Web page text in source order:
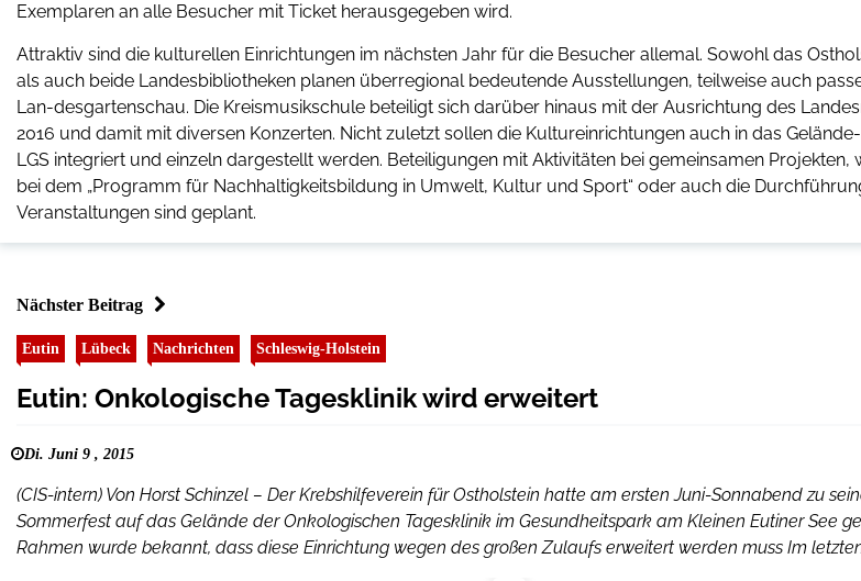
Exemplaren an alle Besucher mit Ticket herausgegeben wird.
Attraktiv sind die kulturellen Einrichtungen im nächsten Jahr für die Besucher allemal. Sowohl das
als auch beide Landesbibliotheken planen überregional bedeutende Ausstellungen, teilweise auch
Lan-desgartenschau. Die Kreismusikschule beteiligt sich darüber hinaus mit der Ausrichtung des
2016 und damit mit diversen Konzerten. Nicht zuletzt sollen die Kultureinrichtungen auch in das
LGS integriert und einzeln dargestellt werden. Beteiligungen mit Aktivitäten bei gemeinsamen Projekten,
bei dem „Programm für Nachhaltigkeitsbildung in Umwelt, Kultur und Sport“ oder auch die
Veranstaltungen sind geplant.
Nächster Beitrag
Eutin Lübeck Nachrichten Schleswig-Holstein
Eutin: Onkologische Tagesklinik wird erweitert
Di. Juni 9 , 2015
(CIS-intern) Von Horst Schinzel – Der Krebshilfeverein für Ostholstein hatte am ersten Juni-Sonnabend zu
Sommerfest auf das Gelände der Onkologischen Tagesklinik im Gesundheitspark am Kleinen Eutiner See
Rahmen wurde bekannt, dass diese Einrichtung wegen des großen Zulaufs erweitert werden muss Im